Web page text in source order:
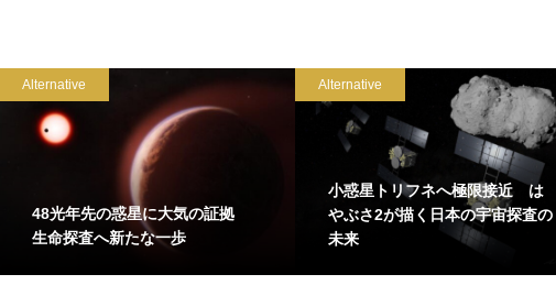
Alternative
48光年先の惑星に大気の証拠
生命探査へ新たな一歩
Alternative
小惑星トリフネへ極限接近 は
やぶさ2が描く日本の宇宙探査の
未来